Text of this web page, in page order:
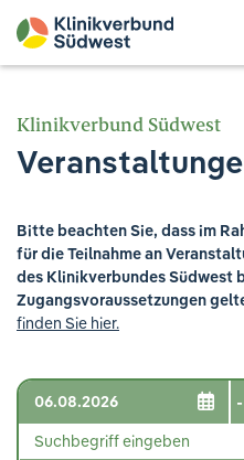
Ihr Aufenthalt
Ausbildung & Studium
Jobs & Karriere
Der Klinikverbund Südwest
Klinikverbund Südwest
Bitte beachten Sie, dass im
für die Teilnahme an
des Klinikverbundes Südwest
Zugangsvoraussetzungen
finden Sie hier.
-